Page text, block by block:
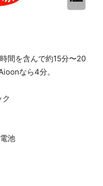
間を含んで約15分〜20
なら4分。
池